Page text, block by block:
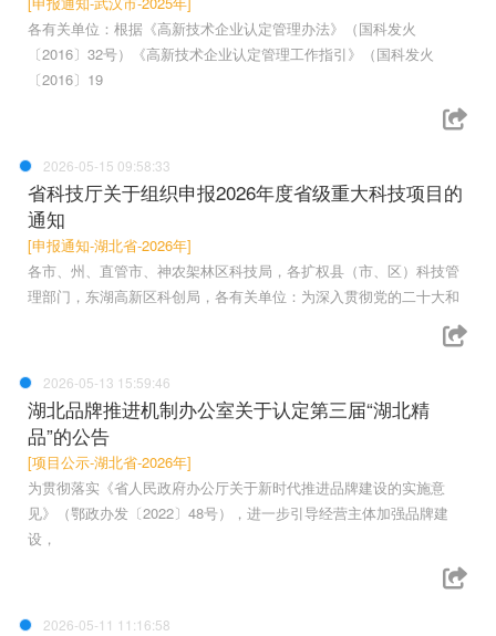
各有关单位：根据《高新技术企业认定管理办法》（国科发火
〔2016〕32号）《高新技术企业认定管理工作指引》（国科发火
〔2016〕19
2026-05-15 09:58:33
省科技厅关于组织申报2026年度省级重大科技项目的
通知
[申报通知-湖北省-2026年]
各市、州、直管市、神农架林区科技局，各扩权县（市、区）科技管
理部门，东湖高新区科创局，各有关单位：为深入贯彻党的二十大和
2026-05-13 15:59:46
湖北品牌推进机制办公室关于认定第三届“湖北精
品”的公告
[项目公示-湖北省-2026年]
为贯彻落实《省人民政府办公厅关于新时代推进品牌建设的实施意
见》（鄂政办发〔2022〕48号），进一步引导经营主体加强品牌建
设，
2026-05-11 11:16:58